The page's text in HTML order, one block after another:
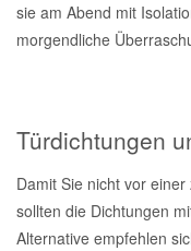
sie am Abend mit
morgendliche
Türdichtungen
Damit Sie nicht vor
sollten die Dichtungen
Alternative empfehlen